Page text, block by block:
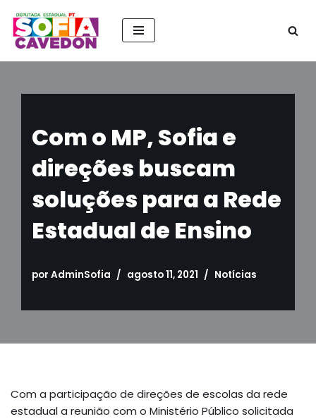
Pular
Com o MP, Sofia e
direções buscam
soluções para a Rede
Estadual de Ensino
por AdminSofia agosto 11, 2021 Notícias
Com a participação de direções de escolas da rede
estadual a reunião com o Ministério Público solicitada